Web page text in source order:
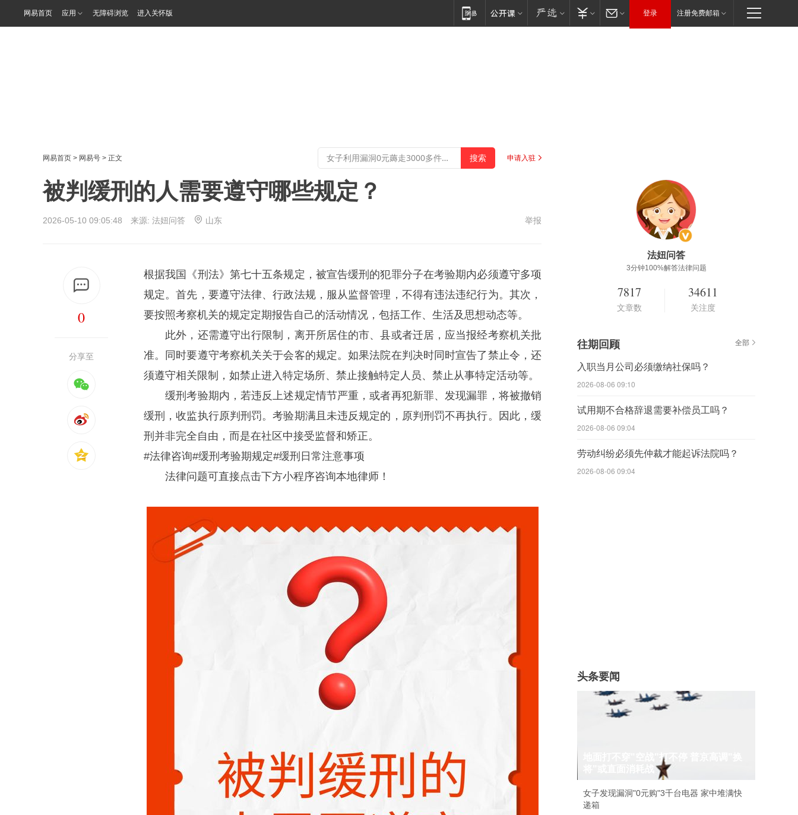
网易首页 应用 无障碍浏览 进入关怀版 登录 注册免费邮箱
网易首页 > 网易号 > 正文 申请入驻
被判缓刑的人需要遵守哪些规定？
2026-05-10 09:05:48 来源: 法妞问答 山东 举报
0
分享至
根据我国《刑法》第七十五条规定，被宣告缓刑的犯罪分子在考验期内必须遵守多项
规定。首先，要遵守法律、行政法规，服从监督管理，不得有违法违纪行为。其次，
要按照考察机关的规定定期报告自己的活动情况，包括工作、生活及思想动态等。
此外，还需遵守出行限制，离开所居住的市、县或者迁居，应当报经考察机关批
准。同时要遵守考察机关关于会客的规定。如果法院在判决时同时宣告了禁止令，还
须遵守相关限制，如禁止进入特定场所、禁止接触特定人员、禁止从事特定活动等。
缓刑考验期内，若违反上述规定情节严重，或者再犯新罪、发现漏罪，将被撤销
缓刑，收监执行原判刑罚。考验期满且未违反规定的，原判刑罚不再执行。因此，缓
刑并非完全自由，而是在社区中接受监督和矫正。
#法律咨询#缓刑考验期规定#缓刑日常注意事项
法律问题可直接点击下方小程序咨询本地律师！
法妞问答
3分钟100%解答法律问题
7817
文章数
34611
关注度
往期回顾 全部
入职当月公司必须缴纳社保吗？
2026-08-06 09:10
试用期不合格辞退需要补偿员工吗？
2026-08-06 09:04
劳动纠纷必须先仲裁才能起诉法院吗？
2026-08-06 09:04
头条要闻
地面打不穿"空战"打不停 普京高调"换
女子发现漏洞"0元购"3千台电器 家中堆满快
递箱